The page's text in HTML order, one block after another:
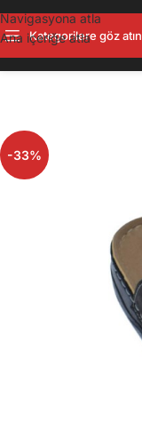
Navigasyona atla
Ana içeriğe atla
Kategorilere göz atın
-33%